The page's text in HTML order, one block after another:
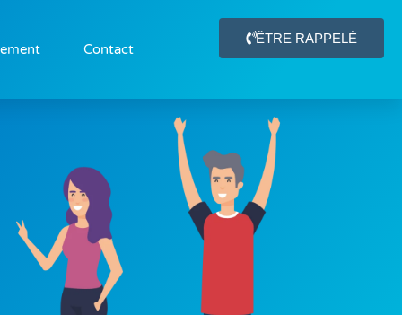
Contact
ÊTRE RAPPELÉ